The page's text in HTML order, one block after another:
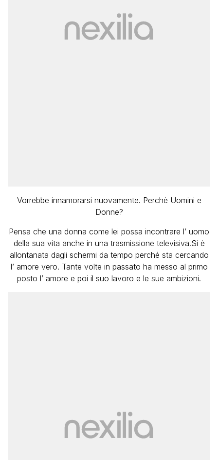
Vorrebbe innamorarsi nuovamente. Perchè Uomini e
Donne?
Pensa che una donna come lei possa incontrare l’ uomo
della sua vita anche in una trasmissione televisiva.Si è
allontanata dagli schermi da tempo perché sta cercando
l’ amore vero. Tante volte in passato ha messo al primo
posto l’ amore e poi il suo lavoro e le sue ambizioni.